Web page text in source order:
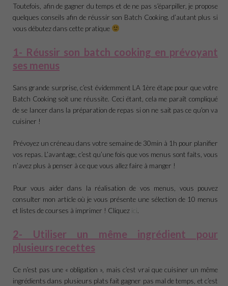
Toutefois, afin de gagner du temps et de ne pas s’éparpiller, je propose
quelques conseils afin de réussir son Batch Cooking, d’autant plus si
vous débutez dans cette pratique
1- Réussir son batch cooking en prévoyant
ses menus
Sans grande surprise, c’est évidemment LA 1ère étape pour que votre
Batch Cooking soit une réussite. Ceci étant, cela me paraît compliqué
de se lancer dans la préparation de repas si on ne sait pas ce qu’on va
cuisiner !
Prévoyez un créneau dans votre semaine de 30min à 1h pour planifier
vos repas. L’avantage, c’est qu’une fois que vos menus sont faits, vous
n’avez plus à penser à ce que vous allez faire à manger !
Pour vous aider dans la réalisation de vos menus, vous pouvez
consulter mon article où je vous présente une sélection de 10 menus
et listes de courses à imprimer ! Cliquez ici
2- Utiliser un même ingrédient pour
plusieurs recettes
Ce n’est pas une « obligation », mais c’est vrai que cuisiner un même
ingrédients dans plusieurs plats fait gagner pas mal de temps, et c’est